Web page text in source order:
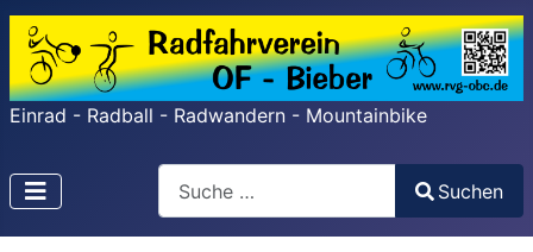
Einrad - Radball - Radwandern - Mountainbike
Search
Type 2 or more characters for results.
Suchen